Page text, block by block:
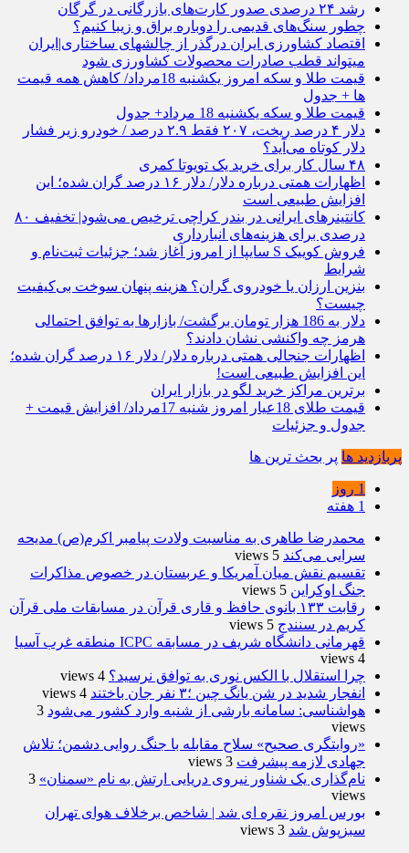
رشد ۲۴ درصدی صدور کارت‌های بازرگانی در گرگان
چطور سنگ‌های قدیمی را دوباره براق و زیبا کنیم؟
اقتصاد کشاورزی ایران درگذر از چالشهای ساختاری|ایران
میتواند قطب صادرات محصولات کشاورزی شود
قیمت طلا و سکه امروز یکشنبه 18مرداد/ کاهش همه قیمت
ها + جدول
قیمت طلا و سکه یکشنبه 18 مرداد+ جدول
دلار ۴ درصد ریخت، ۲۰۷ فقط ۲.۹ درصد / خودرو زیر فشار
دلار کوتاه می‌آید؟
۴۸ سال کار برای خرید یک تویوتا کمری
اظهارات همتی درباره دلار/ دلار ۱۶ درصد گران شده؛ این
افزایش طبیعی است
کانتینرهای ایرانی در بندر کراچی ترخیص می‌شود| تخفیف ۸۰
درصدی برای هزینه‌های انبارداری
فروش کوییک S سایپا از امروز آغاز شد؛ جزئیات ثبت‌نام و
شرایط
بنزین ارزان یا خودروی گران؟ هزینه پنهان سوخت بی‌کیفیت
چیست؟
دلار به 186 هزار تومان برگشت/ بازارها به توافق احتمالی
هرمز چه واکنشی نشان دادند؟
اظهارات جنجالی همتی درباره دلار/ دلار ۱۶ درصد گران شده؛
این افزایش طبیعی است!
برترین مراکز خرید لگو در بازار ایران
قیمت طلای 18عیار امروز شنبه 17مرداد/ افزایش قیمت +
جدول و جزئیات
پربازدید ها پر بحث ترین ها
1 روز
1 هفته
محمدرضا طاهری به مناسبت ولادت پیامبر اکرم(ص) مدیحه
سرایی می‌کند 5 views
تقسیم نقش میان آمریکا و عربستان در خصوص مذاکرات
جنگ اوکراین 5 views
رقابت ۱۳۳ بانوی حافظ و قاری قرآن در مسابقات ملی قرآن
کریم در سنندج 5 views
قهرمانی دانشگاه شریف در مسابقه ICPC منطقه غرب آسیا
4 views
چرا استقلال با الکس نوری به توافق نرسید؟ 4 views
انفجار شدید در شن یانگ چین ؛۳ نفر جان باختند
4 views
هواشناسی: سامانه بارشی از شنبه وارد کشور می‌شود 3
views
«روایتگری صحیح» سلاح مقابله با جنگ روایی دشمن؛ تلاش
جهادی لازمه پیشرفت 3 views
نام‌گذاری یک شناور نیروی دریایی ارتش به نام «سمنان» 3
views
بورس امروز نقره ای شد | شاخص برخلاف هوای تهران
سبزپوش شد 3 views